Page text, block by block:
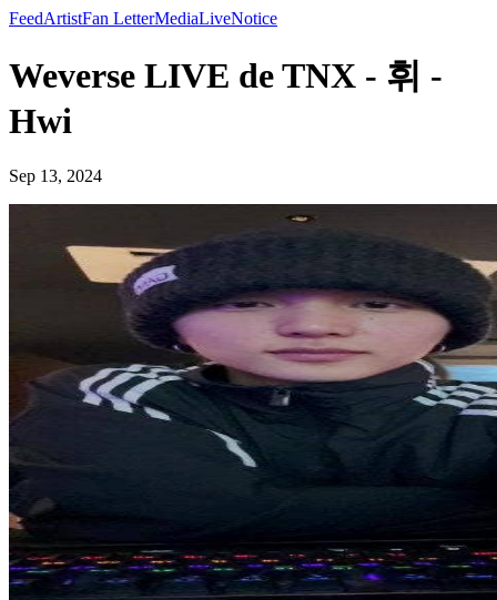
FeedArtistFan LetterMediaLiveNotice
Weverse LIVE de TNX - 휘 -
Hwi
Sep 13, 2024